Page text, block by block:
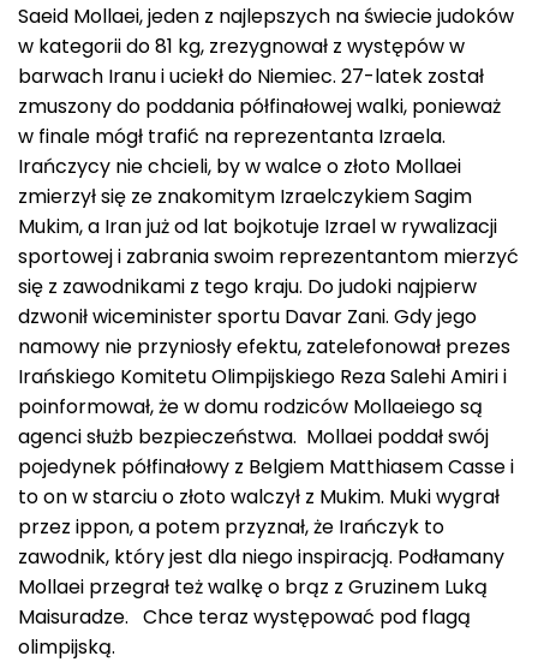
Saeid Mollaei, jeden z najlepszych na świecie judoków
w kategorii do 81 kg, zrezygnował z występów w
barwach Iranu i uciekł do Niemiec. 27-latek został
zmuszony do poddania półfinałowej walki, ponieważ
w finale mógł trafić na reprezentanta Izraela.
Irańczycy nie chcieli, by w walce o złoto Mollaei
zmierzył się ze znakomitym Izraelczykiem Sagim
Mukim, a Iran już od lat bojkotuje Izrael w rywalizacji
sportowej i zabrania swoim reprezentantom mierzyć
się z zawodnikami z tego kraju. Do judoki najpierw
dzwonił wiceminister sportu Davar Zani. Gdy jego
namowy nie przyniosły efektu, zatelefonował prezes
Irańskiego Komitetu Olimpijskiego Reza Salehi Amiri i
poinformował, że w domu rodziców Mollaeiego są
agenci służb bezpieczeństwa. Mollaei poddał swój
pojedynek półfinałowy z Belgiem Matthiasem Casse i
to on w starciu o złoto walczył z Mukim. Muki wygrał
przez ippon, a potem przyznał, że Irańczyk to
zawodnik, który jest dla niego inspiracją. Podłamany
Mollaei przegrał też walkę o brąz z Gruzinem Luką
Maisuradze. Chce teraz występować pod flagą
olimpijską.